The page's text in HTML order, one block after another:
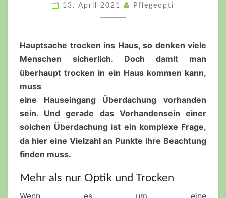
13. April 2021 Pflegeopti
Hauptsache trocken ins Haus, so denken viele
Menschen sicherlich. Doch damit man
überhaupt trocken in ein Haus kommen kann,
muss
eine HauseingangÜberdachung vorhanden
sein. Und gerade das Vorhandensein einer
solchen Überdachung ist ein komplexe Frage,
da hier eine Vielzahl an Punkte ihre Beachtung
finden muss.
Mehr als nur Optik und Trocken